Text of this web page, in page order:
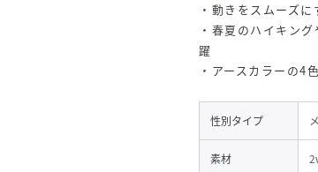
・動きをスムーズ
・春夏のハイキン
躍
・アースカラーの4
性別タイプ
素材